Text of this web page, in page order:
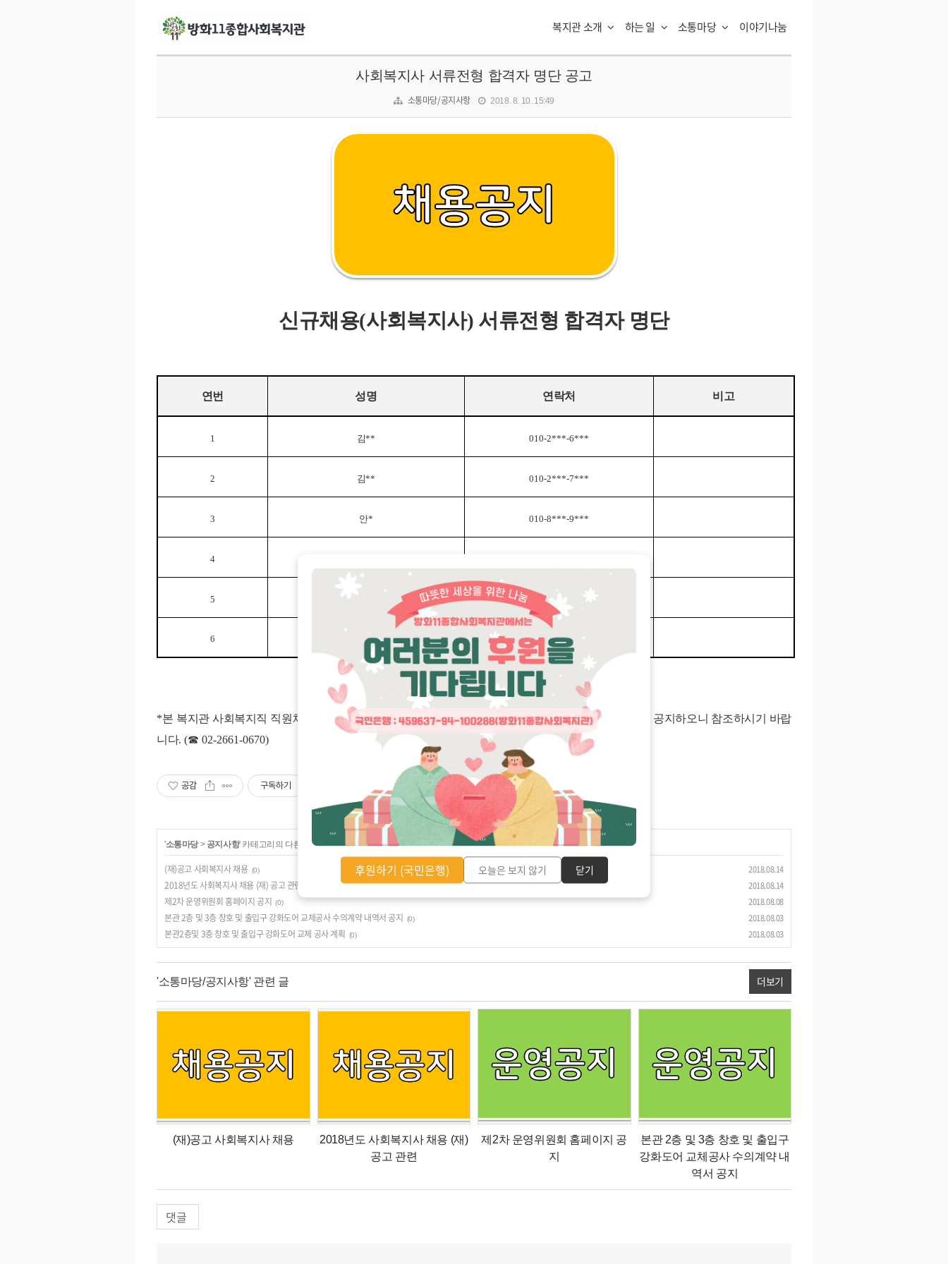
복지관 소개 하는 일 소통마당 이야기나눔
사회복지사 서류전형 합격자 명단 공고
소통마당/공지사항 2018. 8. 10. 15:49
신규채용(사회복지사) 서류전형 합격자 명단
연번 성명 연락처 비고
1 김** 010-2***-6***
2 김** 010-2***-7***
3 안* 010-8***-9***
4
5 010-9***-0***
6 홍** 010-3***-7***
2018. 08. 13. ( 월 )오후 분 진행
*본 복지관 사회복지직 직원채용에 응시하여 주신 모든 분들께 감사드리오며,서류전형 합격자 명단을 공지하오니 참조하시기 바랍
니다. (☎02-2661-0670)
공감 구독하기
'소통마당> 공지사항' 카테고리의 다른 글
(재)공고 사회복지사 채용 (0) 2018.08.14
2018년도 사회복지사 채용 (재) 공고 관련 2018.08.14
제2차 운영위원회 홈페이지 공지 (0) 2018.08.08
본관 2층 및 3층 창호 및 출입구 강화도어 교체공사 수의계약 내역서 공지 (0) 2018.08.03
본관2층및 3층 창호 및 출입구 강화도어 교체 공사 계획 (0) 2018.08.03
'소통마당/공지사항' 관련 글 더보기
(재)공고 사회복지사 채용
2018년도 사회복지사 채용 (재)
공고 관련
제2차 운영위원회 홈페이지 공
지
본관 2층 및 3층 창호 및 출입구
강화도어 교체공사 수의계약 내
역서 공지
댓글
후원하기 (국민은행) 오늘은 보지 않기 닫기